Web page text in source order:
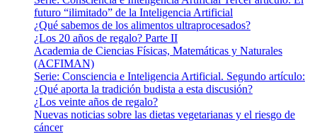
futuro “ilimitado” de la Inteligencia Artificial
¿Qué sabemos de los alimentos ultraprocesados?
¿Los 20 años de regalo? Parte II
Academia de Ciencias Físicas, Matemáticas y Naturales
(ACFIMAN)
Serie: Consciencia e Inteligencia Artificial. Segundo artículo:
¿Qué aporta la tradición budista a esta discusión?
¿Los veinte años de regalo?
Nuevas noticias sobre las dietas vegetarianas y el riesgo de
cáncer